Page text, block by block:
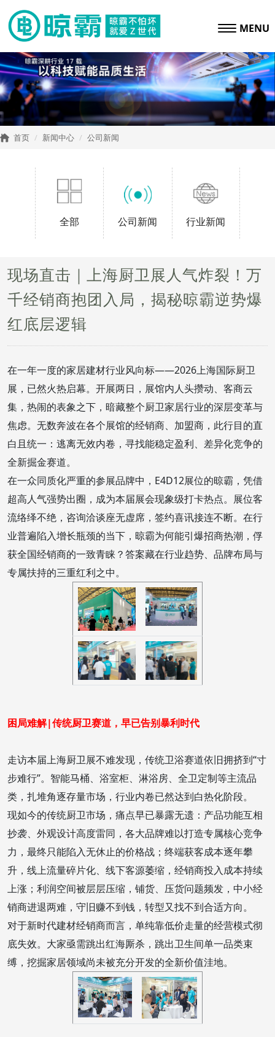
MENU
首页 新闻中心 公司新闻
全部 公司新闻 行业新闻
现场直击｜上海厨卫展人气炸裂！万
千经销商抱团入局，揭秘晾霸逆势爆
红底层逻辑
在一年一度的家居建材行业风向标——2026上海国际厨卫
展，已然火热启幕。开展两日，展馆内人头攒动、客商云
集，热闹的表象之下，暗藏整个厨卫家居行业的深层变革与
焦虑。无数奔波在各个展馆的经销商、加盟商，此行目的直
白且统一：逃离无效内卷，寻找能稳定盈利、差异化竞争的
全新掘金赛道。
在一众同质化严重的参展品牌中，E4D12展位的晾霸，凭借
超高人气强势出圈，成为本届展会现象级打卡热点。展位客
流络绎不绝，咨询洽谈座无虚席，签约喜讯接连不断。在行
业普遍陷入增长瓶颈的当下，晾霸为何能引爆招商热潮，俘
获全国经销商的一致青睐？答案藏在行业趋势、品牌布局与
专属扶持的三重红利之中。
困局难解|传统厨卫赛道，早已告别暴利时代
走访本届上海厨卫展不难发现，传统卫浴赛道依旧拥挤到“寸
步难行”。智能马桶、浴室柜、淋浴房、全卫定制等主流品
类，扎堆角逐存量市场，行业内卷已然达到白热化阶段。
现如今的传统厨卫市场，痛点早已暴露无遗：产品功能互相
抄袭、外观设计高度雷同，各大品牌难以打造专属核心竞争
力，最终只能陷入无休止的价格战；终端获客成本逐年攀
升，线上流量碎片化、线下客源萎缩，经销商投入成本持续
上涨；利润空间被层层压缩，铺货、压货问题频发，中小经
销商进退两难，守旧赚不到钱，转型又找不到合适方向。
对于新时代建材经销商而言，单纯靠低价走量的经营模式彻
底失效。大家亟需跳出红海厮杀，跳出卫生间单一品类束
缚，挖掘家居领域尚未被充分开发的全新价值洼地。